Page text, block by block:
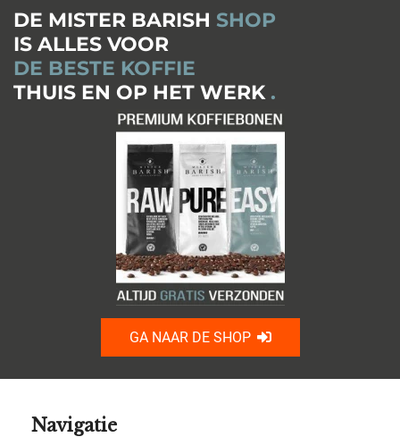
DE MISTER BARISH SHOP
IS ALLES VOOR
DE BESTE KOFFIE
THUIS EN OP HET WERK .
GA NAAR DE SHOP
Navigatie